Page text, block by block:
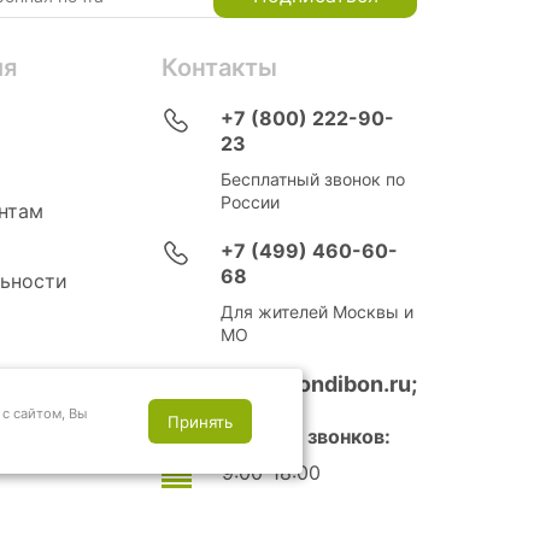
Контакты
+7 (800) 222-90-
23
Бесплатный звонок по
России
+7 (499) 460-60-
68
Для жителей Москвы и
МО
info@bondibon.ru;
Время приема звонков:
9:00-18:00
сайтом, Вы
Принять